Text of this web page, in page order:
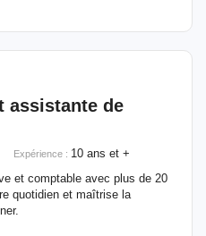
assistante de
Expérience : 10 ans et +
et comptable avec plus de 20
quotidien et maîtrise la